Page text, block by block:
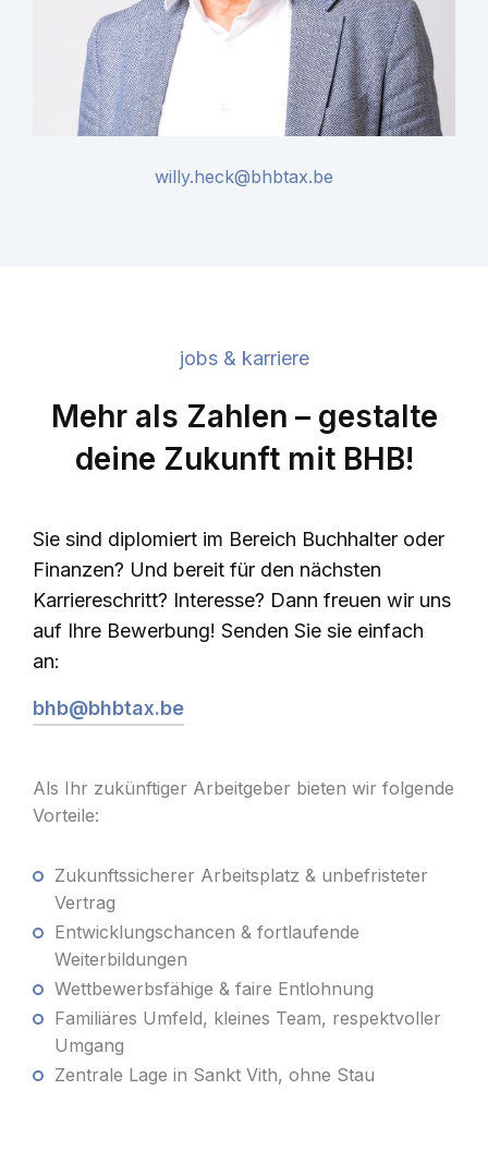
willy.heck@bhbtax.be
jobs & karriere
Mehr als Zahlen – gestalte
deine Zukunft mit BHB!
Sie sind diplomiert im Bereich Buchhalter oder
Finanzen? Und bereit für den nächsten
Karriereschritt? Interesse? Dann freuen wir uns
auf Ihre Bewerbung! Senden Sie sie einfach
an:
bhb@bhbtax.be
Als Ihr zukünftiger Arbeitgeber bieten wir folgende
Vorteile:
Zukunftssicherer Arbeitsplatz & unbefristeter
Vertrag
Entwicklungschancen & fortlaufende
Weiterbildungen
Wettbewerbsfähige & faire Entlohnung
Familiäres Umfeld, kleines Team, respektvoller
Umgang
Zentrale Lage in Sankt Vith, ohne Stau